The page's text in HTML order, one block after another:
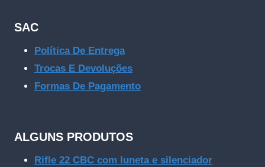
SAC
Política De Entrega
Trocas E Devoluções
Formas De Pagamento
ALGUNS PRODUTOS
Rifle 22 CBC com luneta e silenciador